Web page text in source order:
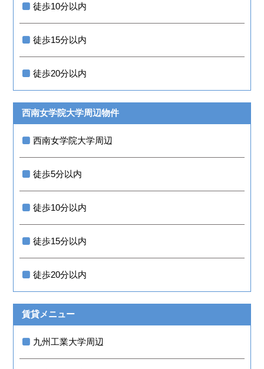
徒歩10分以内
徒歩15分以内
徒歩20分以内
西南女学院大学周辺物件
西南女学院大学周辺
徒歩5分以内
徒歩10分以内
徒歩15分以内
徒歩20分以内
賃貸メニュー
九州工業大学周辺